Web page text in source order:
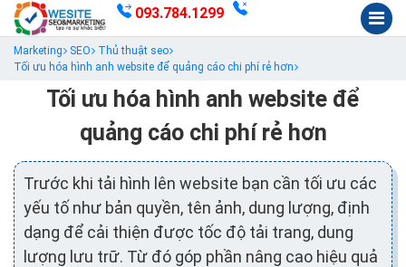
093.784.1299
Marketing SEO
Thủ thuật seo
Tối ưu hóa hình anh website để quảng cáo chi phí rẻ hơn
Tối ưu hóa hình anh website để
quảng cáo chi phí rẻ hơn
Trước khi tải hình lên website bạn cần tối ưu các
yếu tố như bản quyền, tên ảnh, dung lượng, định
dạng để cải thiện được tốc độ tải trang, dung
lượng lưu trữ. Từ đó góp phần nâng cao hiệu quả